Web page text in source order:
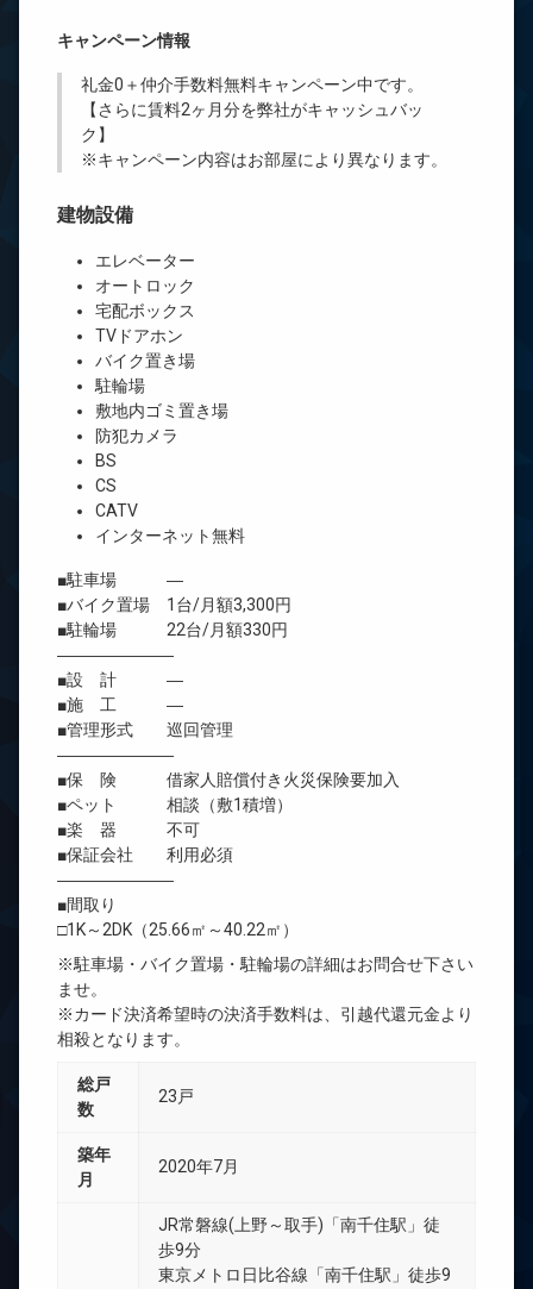
キャンペーン情報
礼金0 ＋仲介手数料無料キャンペーン中です。
【さらに賃料2ヶ月分を弊社がキャッシュバッ
ク】
※キャンペーン内容はお部屋により異なります。
建物設備
エレベーター
オートロック
宅配ボックス
TVドアホン
バイク置き場
駐輪場
敷地内ゴミ置き場
防犯カメラ
BS
CS
CATV
インターネット無料
■駐車場 ―
■バイク置場 1台/月額3,300円
■駐輪場 22台/月額330円
―――――――
■設 計 ―
■施 工 ―
■管理形式 巡回管理
―――――――
■保 険 借家人賠償付き火災保険要加入
■ペット 相談（敷1積増）
■楽 器 不可
■保証会社 利用必須
―――――――
■間取り
□1K～2DK（25.66㎡～40.22㎡）
※駐車場・バイク置場・駐輪場の詳細はお問合せ下さい
ませ。
※カード決済希望時の決済手数料は、引越代還元金より
相殺となります。
総戸
数
23戸
築年
月
2020年7月
JR常磐線(上野～取手)「南千住駅」徒
歩9分
東京メトロ日比谷線「南千住駅」徒歩9